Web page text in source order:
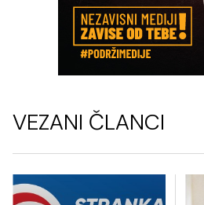
VEZANI ČLANCI